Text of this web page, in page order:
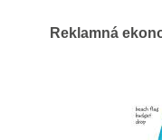
Reklamná